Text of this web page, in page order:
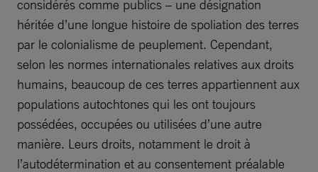
considérés comme publics – une désignation
héritée d’une longue histoire de spoliation des terres
par le colonialisme de peuplement. Cependant,
selon les normes internationales relatives aux droits
humains, beaucoup de ces terres appartiennent aux
populations autochtones qui les ont toujours
possédées, occupées ou utilisées d’une autre
manière. Leurs droits, notamment le droit à
l’autodétermination et au consentement préalable